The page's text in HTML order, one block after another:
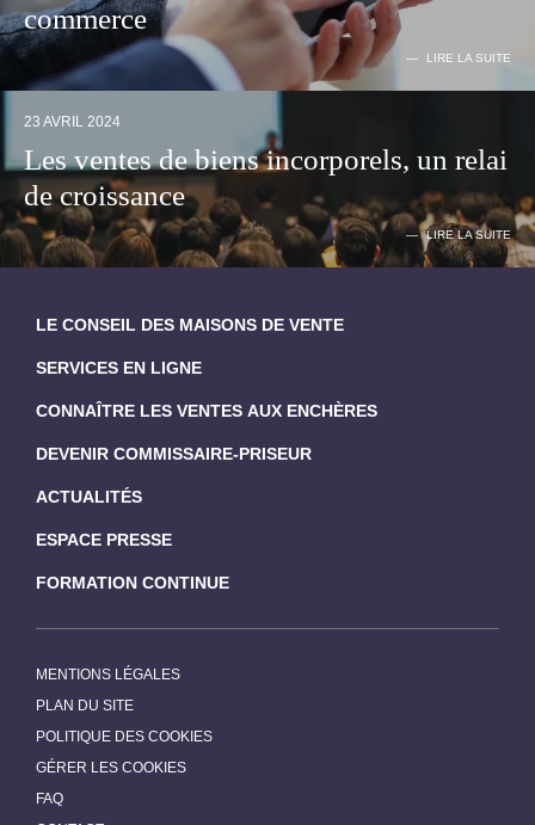
commerce
LIRE LA SUITE
23 AVRIL 2024
Les ventes de biens incorporels, un relai
de croissance
LIRE LA SUITE
LE CONSEIL DES MAISONS DE VENTE
SERVICES EN LIGNE
CONNAÎTRE LES VENTES AUX ENCHÈRES
DEVENIR COMMISSAIRE-PRISEUR
ACTUALITÉS
ESPACE PRESSE
FORMATION CONTINUE
MENTIONS LÉGALES
PLAN DU SITE
POLITIQUE DES COOKIES
GÉRER LES COOKIES
FAQ